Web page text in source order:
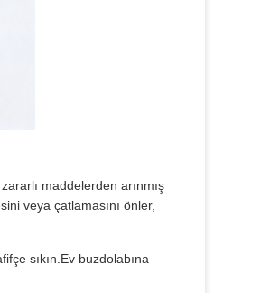
maddelerden arınmış
veya çatlamasını önler,
sıkın.Ev buzdolabına